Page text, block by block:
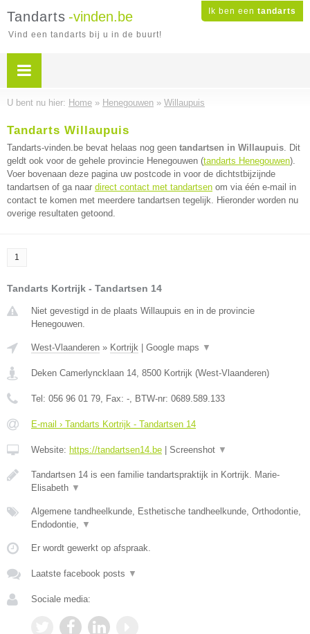
Ik ben een tandarts
Tandarts -vinden.be
Vind een tandarts bij u in de buurt!
U bent nu hier: Home » Henegouwen » Willaupuis
Tandarts Willaupuis
Tandarts-vinden.be bevat helaas nog geen tandartsen in Willaupuis. Dit
geldt ook voor de gehele provincie Henegouwen (tandarts Henegouwen).
Voer bovenaan deze pagina uw postcode in voor de dichtstbijzijnde
tandartsen of ga naar direct contact met tandartsen om via één e-mail in
contact te komen met meerdere tandartsen tegelijk. Hieronder worden nu
overige resultaten getoond.
1
Tandarts Kortrijk - Tandartsen 14
Niet gevestigd in de plaats Willaupuis en in de provincie
Henegouwen.
West-Vlaanderen » Kortrijk Google maps ▼
Deken Camerlyncklaan 14, 8500 Kortrijk (West-Vlaanderen)
Tel: 056 96 01 79, Fax: -, BTW-nr: 0689.589.133
E-mail › Tandarts Kortrijk - Tandartsen 14
Website: https://tandartsen14.be Screenshot ▼
Tandartsen 14 is een familie tandartspraktijk in Kortrijk. Marie-
Elisabeth ▼
Algemene tandheelkunde, Esthetische tandheelkunde, Orthodontie,
Endodontie, ▼
Er wordt gewerkt op afspraak.
Laatste facebook posts ▼
Sociale media: